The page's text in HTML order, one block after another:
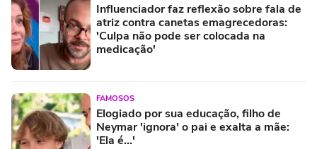
Influenciador faz reflexão sobre fala de
atriz contra canetas emagrecedoras:
'Culpa não pode ser colocada na
medicação'
FAMOSOS
Elogiado por sua educação, filho de
Neymar 'ignora' o pai e exalta a mãe:
'Ela é...'